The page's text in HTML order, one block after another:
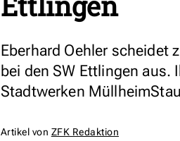
Eberhard Oehler scheidet
bei den SW Ettlingen aus.
Stadtwerken
Artikel von ZFK Redaktion